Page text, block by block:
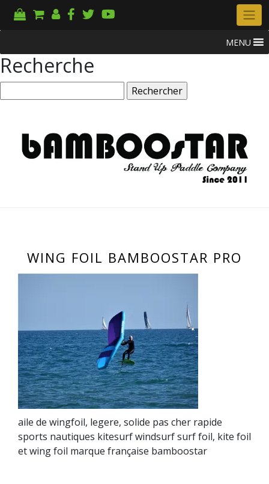
MENU
Recherche
WING FOIL BAMBOOSTAR PRO
aile de wingfoil, legere, solide pas cher rapide
sports nautiques kitesurf windsurf surf foil, kite foil
et wing foil marque française bamboostar